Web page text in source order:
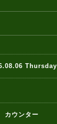
Thursday
カウンター